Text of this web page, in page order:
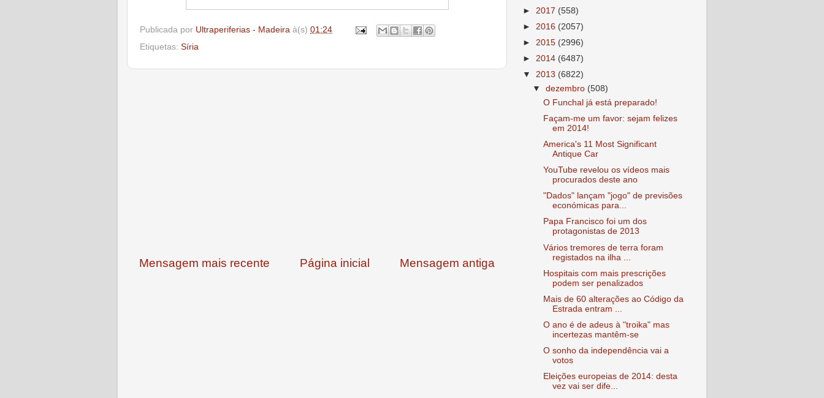
Publicada por Ultraperiferias - Madeira à(s) 01:24
Etiquetas: Síria
Mensagem mais recente Mensagem antiga
Página inicial
► 2017 (558)
► 2016 (2057)
► 2015 (2996)
► 2014 (6487)
▼ 2013 (6822)
▼dezembro (508)
O Funchal já está preparado!
Façam-me um favor: sejam felizes
em 2014!
America's 11 Most Significant
Antique Car
YouTube revelou os vídeos mais
procurados deste ano
"Dados" lançam "jogo" de previsões
económicas para...
Papa Francisco foi um dos
protagonistas de 2013
Vários tremores de terra foram
registados na ilha ...
Hospitais com mais prescrições
podem ser penalizados
Mais de 60 alterações ao Código da
Estrada entram ...
O ano é de adeus à "troika" mas
incertezas mantêm-se
O sonho da independência vai a
votos
Eleições europeias de 2014: desta
vez vai ser dife...